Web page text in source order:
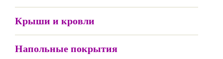
Крыши и кровли
Напольные покрытия